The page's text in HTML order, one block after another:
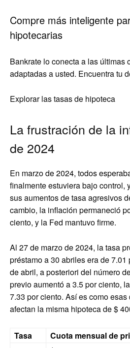
Compre más inteligente
hipotecarias
Bankrate lo conecta a las últimas
adaptadas a usted. Encuentra tu
Explorar las tasas de hipoteca
La frustración de la
de 2024
En marzo de 2024, todos
finalmente estuviera bajo control,
sus aumentos de tasa agresivos
cambio, la inflación permaneció
ciento, y la Fed mantuvo firme.
Al 27 de marzo de 2024, la tasa
préstamo a 30 abriles era de
de abril, a posteriori del número
previo aumentó a 3.5 por ciento,
7.33 por ciento. Así es como
afectan la misma hipoteca de $
Tasa
Cuota mensual de